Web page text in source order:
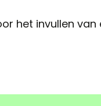
het invullen